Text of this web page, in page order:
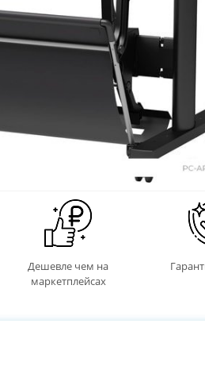
Дешевле чем на
маркетплейсах